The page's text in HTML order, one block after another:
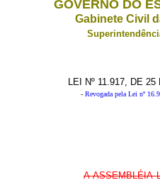
GOVERNO DO
Gabinete Civil
LEI Nº 11.917, DE
- Revogada pela Lei nº
A ASSEMBLÉIA